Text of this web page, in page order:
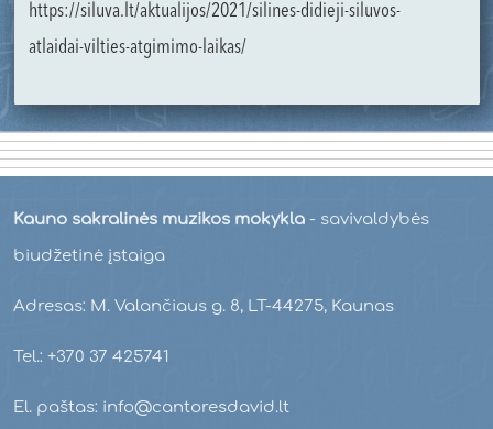
https://siluva.lt/aktualijos/2021/silines-didieji-siluvos-
atlaidai-vilties-atgimimo-laikas/
Kauno sakralinės muzikos mokykla - savivaldybės
biudžetinė įstaiga
Adresas: M. Valančiaus g. 8, LT-44275, Kaunas
Tel.: +370 37 425741
El. paštas: info@cantoresdavid.lt